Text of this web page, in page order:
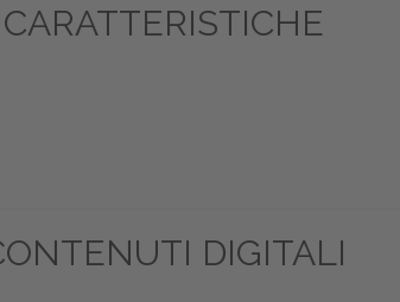
CARATTERISTICHE
DIGITALI